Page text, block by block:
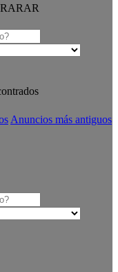
Anuncios más antiguos